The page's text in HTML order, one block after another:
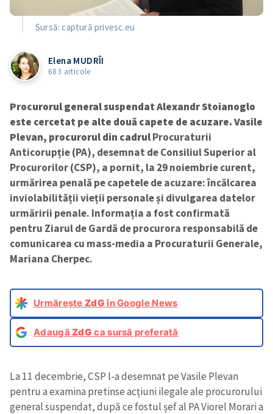
Sursă: captură privesc.eu
Elena MUDRÎI
683 articole
Procurorul general suspendat Alexandr Stoianoglo
este cercetat pe alte două capete de acuzare. Vasile
Plevan, procurorul din cadrulProcuraturii
Anticorupție (PA), desemnat de Consiliul Superior al
Procurorilor (CSP), a pornit, la 29 noiembrie curent,
urmărirea penală pe capetele de acuzare: încălcarea
inviolabilității vieții personale și divulgarea datelor
urmăririi penale. Informația a fost confirmată
pentru Ziarul de Gardă de procurora responsabilă de
comunicarea cu mass-media a Procuraturii Generale,
Mariana Cherpec.
Urmărește ZdGîn Google News
AdaugăZdG ca sursă preferată
La 11 decembrie, CSP l-a desemnat pe Vasile Plevan
pentru a examina pretinse acțiuni ilegale ale procurorului
general suspendat, după ce fostul șef al PA Viorel Morari a